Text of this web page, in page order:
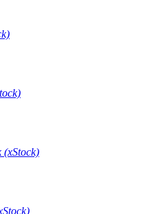
(xStock)